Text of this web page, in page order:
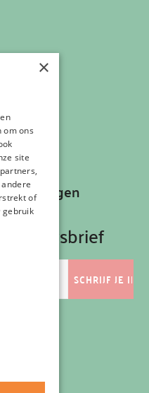
nieuwsbrief
×
om ons
site
of
gebruik